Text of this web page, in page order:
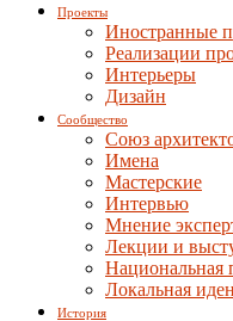
Проекты
Иностранные
Реализации
Интерьеры
Дизайн
Сообщество
Союз
Имена
Мастерские
Интервью
Мнение
Лекции и
Национальная
Локальная
История